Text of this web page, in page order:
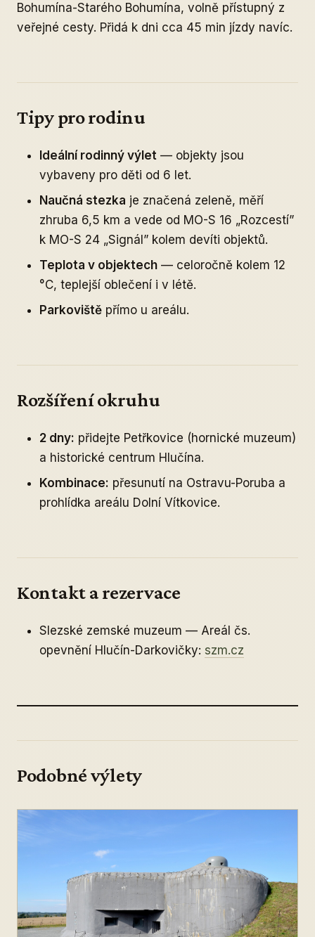
Bohumína-Starého Bohumína, volně přístupný z
veřejné cesty. Přidá k dni cca 45 min jízdy navíc.
Tipy pro rodinu
Ideální rodinný výlet — objekty jsou
vybaveny pro děti od 6 let.
Naučná stezka je značená zeleně, měří
zhruba 6,5 km a vede od MO-S 16 „Rozcestí”
k MO-S 24 „Signál” kolem devíti objektů.
Teplota v objektech — celoročně kolem 12
°C, teplejší oblečení i v létě.
Parkoviště přímo u areálu.
Rozšíření okruhu
2 dny: přidejte Petřkovice (hornické muzeum)
a historické centrum Hlučína.
Kombinace: přesunutí na Ostravu-Poruba a
prohlídka areálu Dolní Vítkovice.
Kontakt a rezervace
Slezské zemské muzeum — Areál čs.
opevnění Hlučín-Darkovičky: szm.cz
Podobné výlety